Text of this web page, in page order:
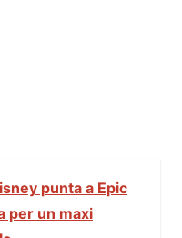
punta a Epic
per un maxi